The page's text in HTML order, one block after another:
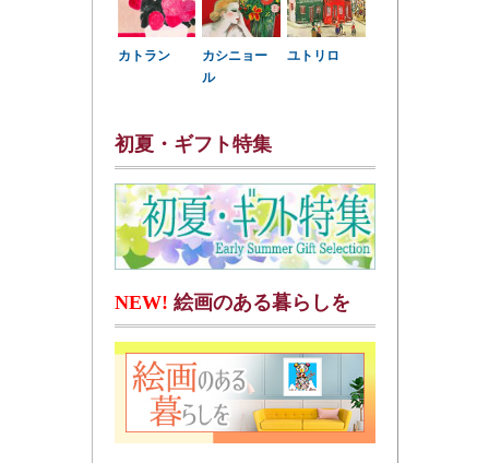
カトラン
カシニョー
ル
ユトリロ
初夏・ギフト特集
NEW! 絵画のある暮らしを